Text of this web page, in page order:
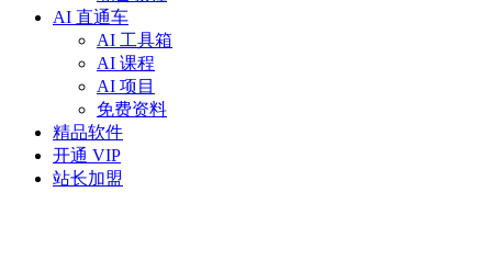
AI 直通车
AI 工具箱
AI 课程
AI 项目
免费资料
精品软件
开通 VIP
站长加盟